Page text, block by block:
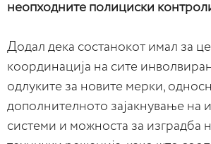
неопходните полициски
Додал дека состанокот имал за
координација на сите
одлуките за новите мерки,
дополнителното зајакнување на
системи и можноста за изградба